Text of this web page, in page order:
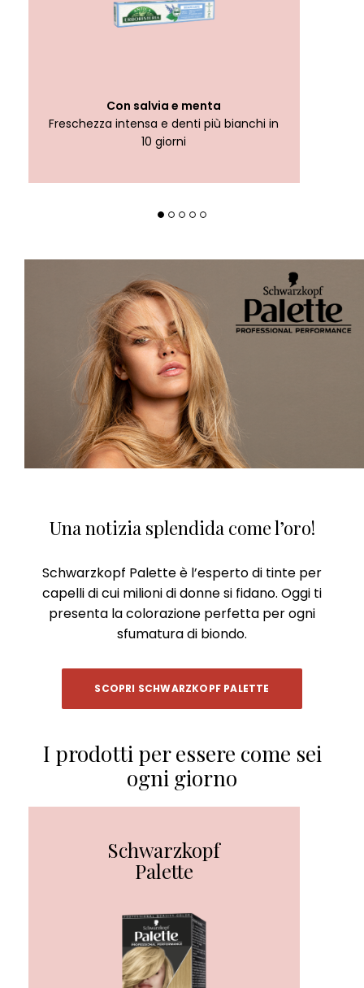
Con salvia e menta
Freschezza intensa e denti più bianchi in
10 giorni
Una notizia splendida come l’oro!
Schwarzkopf Palette è l’esperto di tinte per
capelli di cui milioni di donne si fidano. Oggi ti
presenta la colorazione perfetta per ogni
sfumatura di biondo.
SCOPRI SCHWARZKOPF PALETTE
I prodotti per essere come sei
ogni giorno
Schwarzkopf
Palette
If you click on “Adjust” you can find more information about the
processing of your data / the use of cookies and allow them for one